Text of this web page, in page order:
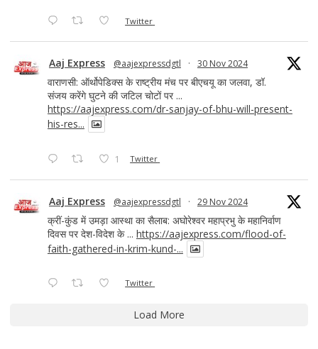
Twitter
Aaj Express @aajexpressdgtl · 30 Nov 2024
वाराणसी: ऑर्थोपेडिक्स के राष्ट्रीय मंच पर बीएचयू का जलवा, डॉ.
संजय करेंगे घुटने की जटिल चोटों पर ...
https://aajexpress.com/dr-sanjay-of-bhu-will-present-
his-res...
1 Twitter
Aaj Express @aajexpressdgtl · 29 Nov 2024
क्रीं-कुंड में उमड़ा आस्था का सैलाब: अघोरेश्वर महाप्रभु के महानिर्वाण
दिवस पर देश-विदेश के ... https://aajexpress.com/flood-of-
faith-gathered-in-krim-kund-...
Twitter
Load More